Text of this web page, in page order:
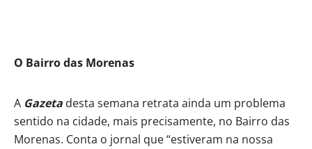
O Bairro das Morenas
A Gazeta desta semana retrata ainda um problema
sentido na cidade, mais precisamente, no Bairro das
Morenas. Conta o jornal que “estiveram na nossa